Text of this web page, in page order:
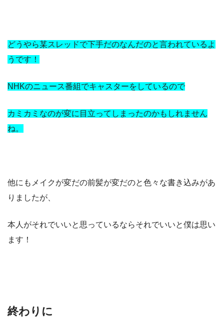
どうやら某スレッドで下手だのなんだのと言われているよ
うです！
NHKのニュース番組でキャスターをしているので
カミカミなのが変に目立ってしまったのかもしれません
ね。
他にもメイクが変だの前髪が変だのと色々な書き込みがあ
りましたが、
本人がそれでいいと思っているならそれでいいと僕は思い
ます！
終わりに